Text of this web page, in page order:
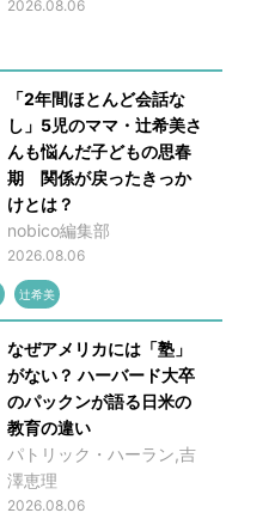
2026.08.06
「2年間ほとんど会話な
し」5児のママ・辻希美さ
んも悩んだ子どもの思春
期 関係が戻ったきっか
けとは？
nobico編集部
2026.08.06
辻希美
なぜアメリカには「塾」
がない？ ハーバード大卒
のパックンが語る日米の
教育の違い
パトリック・ハーラン,吉
澤恵理
2026.08.06